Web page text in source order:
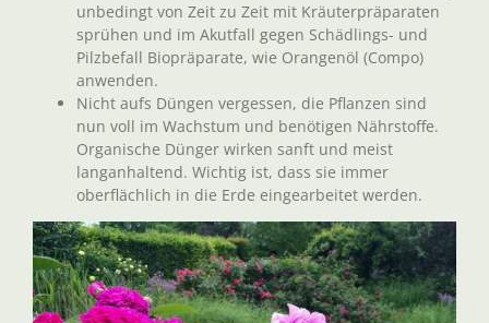
unbedingt von Zeit zu Zeit mit Kräuterpräparaten
sprühen und im Akutfall gegen Schädlings- und
Pilzbefall Biopräparate, wie Orangenöl (Compo)
anwenden.
Nicht aufs Düngen vergessen, die Pflanzen sind
nun voll im Wachstum und benötigen Nährstoffe.
Organische Dünger wirken sanft und meist
langanhaltend. Wichtig ist, dass sie immer
oberflächlich in die Erde eingearbeitet werden.